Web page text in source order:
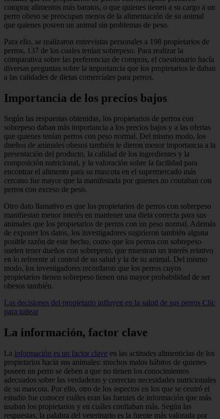
comprar alimentos más baratos, o que quienes tienen a su cargo a un
perro obeso se preocupan menos de la alimentación de su animal
que quienes poseen un animal sin problemas de peso.
Para ello, se realizaron entrevistas personales a 198 propietarios de
perros, 137 de los cuales tenían sobrepeso. Para realizar la
comparativa sobre las preferencias de compras, el cuestionario hacía
diversas preguntas sobre la importancia que los propietarios le daban
a las calidades de dietas comerciales para perros.
Importancia de los precios bajos
Según las respuestas obtenidas, los propietarios de perros con
sobrepeso daban más importancia a los precios bajos y a las ofertas
que quienes tenían perros con peso normal. Del mismo modo, los
dueños de animales obesos también le dieron menor importancia a la
presentación del producto, la calidad de los ingredientes y la
composición nutricional, y la valoración sobre la facilidad para
encontrar el alimento para su mascota en el supermercado más
cercano fue mayor que la manifestada por quienes no contaban con
perros con exceso de peso.
Otro dato llamativo es que los propietarios de perros con sobrepeso
manifiestan menor interés en mantener una dieta correcta para sus
animales que los propietarios de perros con un peso normal. Además
de exponer los datos, los investigadores sugirieron también alguna
posible razón de este hecho, como que los perros con sobrepeso
suelen tener dueños con sobrepeso, que muestran un interés relativo
en lo referente al control de su salud y la de su animal. Del mismo
modo, los investigadores recordaron que los perros cuyos
propietarios tienen sobrepeso tienen una mayor probabilidad de ser
obesos también.
Las decisiones del propietario influyen en la salud de sus perros Clic
para tuitear
La información, factor clave
La información es un factor clave en las actitudes alimenticias de los
propietarios hacia sus animales: muchos ma­los hábitos de quienes
poseen un perro se deben a que no tienen los conocimientos
adecuados sobre las verdaderas y correc­tas necesidades nutricionales
de su mascota. Por ello, otro de los aspectos en los que se centró el
estudio fue conocer cuáles eran las fuentes de información que más
usaban los propietarios y en cuáles confiaban más. Según las
respuestas, la palabra del ve­terinario es la fuente más valo­rada por